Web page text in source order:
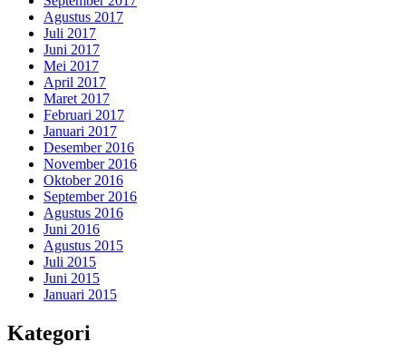
Agustus 2017
Juli 2017
Juni 2017
Mei 2017
April 2017
Maret 2017
Februari 2017
Januari 2017
Desember 2016
November 2016
Oktober 2016
September 2016
Agustus 2016
Juni 2016
Agustus 2015
Juli 2015
Juni 2015
Januari 2015
Kategori